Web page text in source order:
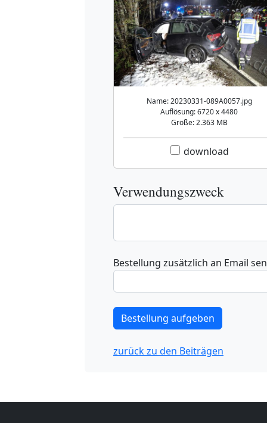
Name: 20230331-089A0057.jpg
Auflösung: 6720 x 4480
Größe: 2.363 MB
download
Verwendungszweck
Bestellung zusätzlich an Email
zurück zu den Beiträgen